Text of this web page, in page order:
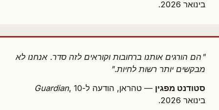
בינואר 2026.
"הם הורגים אותנו ברחובות וקוראים לזה סדר. אנחנו לא
מבקשים יותר רשות לחיות."
סטודנט מפגין — טהראן, הודעה ל- Guardian, 10
בינואר 2026.